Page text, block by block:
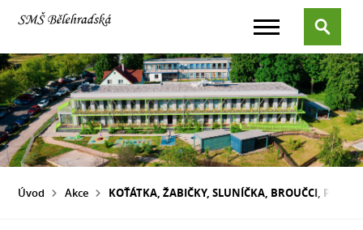
Úvod Akce KOŤÁTKA, ŽABIČKY, SLUNÍČKA, BROUČCI,